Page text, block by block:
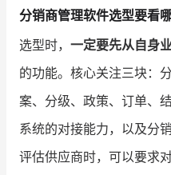
分销商管理软件选型要看
选型时， 一定要先从自身
的功能。核心关注三块：
案、分级、政策、订单、
系统的对接能力，以及分
评估供应商时，可以要求